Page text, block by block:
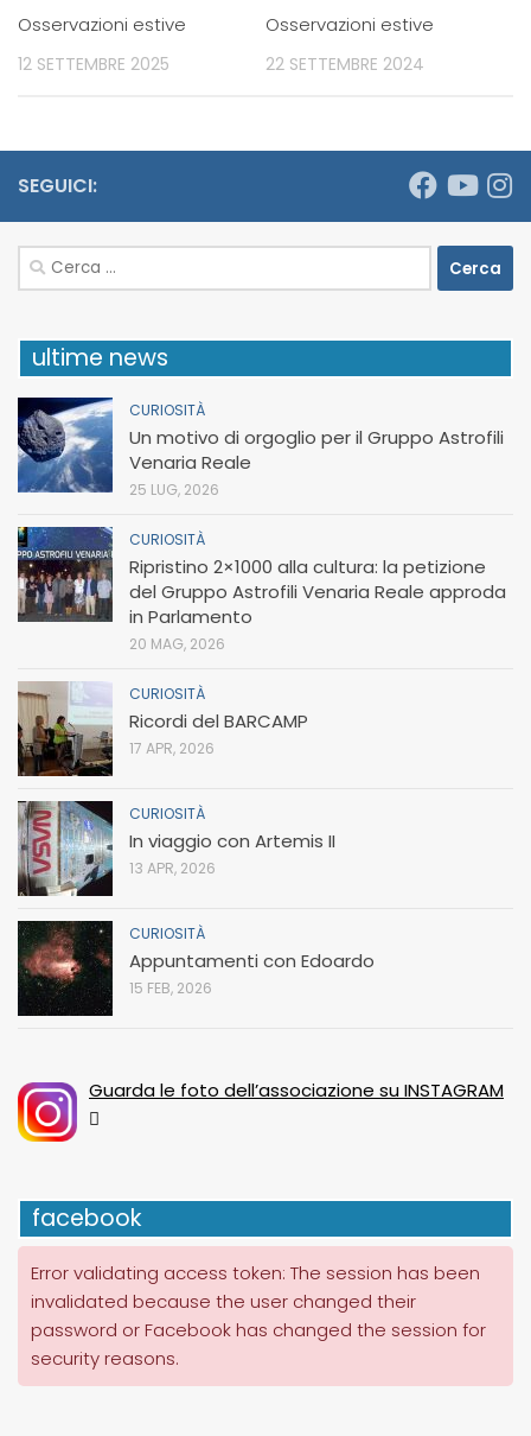
Osservazioni estive
12 SETTEMBRE 2025
Osservazioni estive
22 SETTEMBRE 2024
SEGUICI:
Ricerca
per:
ultime news
CURIOSITÀ
Un motivo di orgoglio per il Gruppo Astrofili
Venaria Reale
25 LUG, 2026
CURIOSITÀ
Ripristino 2×1000 alla cultura: la petizione
del Gruppo Astrofili Venaria Reale approda
in Parlamento
20 MAG, 2026
CURIOSITÀ
Ricordi del BARCAMP
17 APR, 2026
CURIOSITÀ
In viaggio con Artemis II
13 APR, 2026
CURIOSITÀ
Appuntamenti con Edoardo
15 FEB, 2026
Guarda le foto dell’associazione su INSTAGRAM
facebook
Error validating access token: The session has been
invalidated because the user changed their
password or Facebook has changed the session for
security reasons.